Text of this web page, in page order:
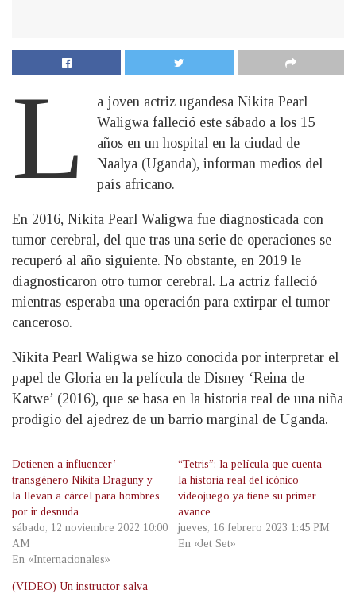
L
a joven actriz ugandesa Nikita Pearl
Waligwa falleció este sábado a los 15
años en un hospital en la ciudad de
Naalya (Uganda), informan medios del
país africano.
En 2016, Nikita Pearl Waligwa fue diagnosticada con
tumor cerebral, del que tras una serie de operaciones se
recuperó al año siguiente. No obstante, en 2019 le
diagnosticaron otro tumor cerebral. La actriz falleció
mientras esperaba una operación para extirpar el tumor
canceroso.
Nikita Pearl Waligwa se hizo conocida por interpretar el
papel de Gloria en la película de Disney ‘Reina de
Katwe’ (2016), que se basa en la historia real de una niña
prodigio del ajedrez de un barrio marginal de Uganda.
Detienen a influencer’
transgénero Nikita Draguny y
la llevan a cárcel para hombres
por ir desnuda
sábado, 12 noviembre 2022 10:00
AM
En «Internacionales»
“Tetris”: la película que cuenta
la historia real del icónico
videojuego ya tiene su primer
avance
jueves, 16 febrero 2023 1:45 PM
En «Jet Set»
(VIDEO) Un instructor salva